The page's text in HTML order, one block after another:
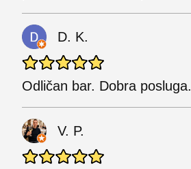
D. K.
Odličan bar. Dobra posluga.
V. P.